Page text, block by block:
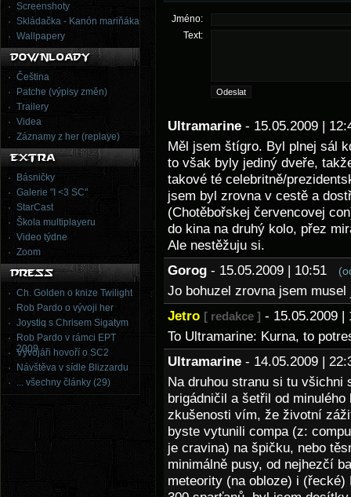
Screenshoty
Skládačka - Kanón mariňáka
Wallpapery
Čeština
Patche (výpisy změn)
Trailery
Videa
Záznamy z her (replaye)
Básničky
Galerie "I <3 SC"
StarCast
Škola multiplayeru
Video týdne
Zoom
Ch. Golden o knize Twilight
Rob Pardo o vývoji her
Joystiq s Chrisem Sigatym
Rob Pardo v rámci EPT
2009
Vývojáři hovoří o SC2
Návštěva v sídle Blizzardu
... všechny články (29)
Jméno:
Text:
Ultramarine - 15.05.2009 |
Měl jsem štígro. Byl plnej sál
to však byly jediný dveře,
takové té celebritně/
jsem byl zrovna v cestě a
(Chotěbořskej červencovej
do kina na druhý kolo, přez
Ale nestěžuju si.
Gorog - 15.05.2009 | 10:51
Jo bohuzel zrovna jsem
Jetro [ redakce ] - 15.05.2009
To Ultramarine: Kurna, to
Ultramarine - 14.05.2009 |
Na druhou stranu si tu všichni
brigádničil a šetřil od
zkušenosti vím, že životní
byste vytunili compa (z:
je cravina) na špičku, nebo
minimálně pusy, od nejhezčí
meteority (na obloze) i